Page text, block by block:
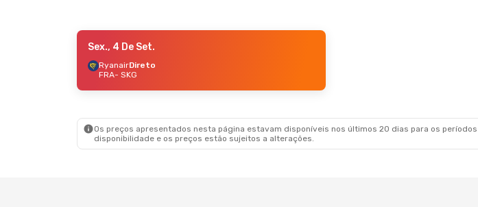
- Dom., 20 De Set.
Sex., 4 De Set.
RyanairDireto
FRA- SKG
Os preços apresentados nesta página estavam disponíveis nos últimos 20 dias para os
disponibilidade e os preços estão sujeitos a alterações.